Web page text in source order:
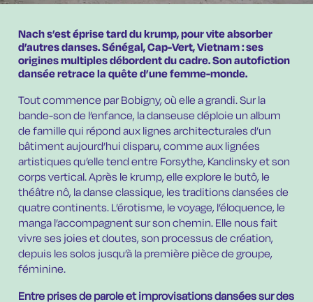
Nach s’est éprise tard du krump, pour vite absorber
d’autres danses. Sénégal, Cap-Vert, Vietnam : ses
origines multiples débordent du cadre. Son autofiction
dansée retrace la quête d’une femme-monde.
Tout commence par Bobigny, où elle a grandi. Sur la
bande-son de l’enfance, la danseuse déploie un album
de famille qui répond aux lignes architecturales d’un
bâtiment aujourd’hui disparu, comme aux lignées
artistiques qu’elle tend entre Forsythe, Kandinsky et son
corps vertical. Après le krump, elle explore le butô, le
théâtre nô, la danse classique, les traditions dansées de
quatre continents. L’érotisme, le voyage, l’éloquence, le
manga l’accompagnent sur son chemin. Elle nous fait
vivre ses joies et doutes, son processus de création,
depuis les solos jusqu’à la première pièce de groupe,
féminine.
Entre prises de parole et improvisations dansées sur des